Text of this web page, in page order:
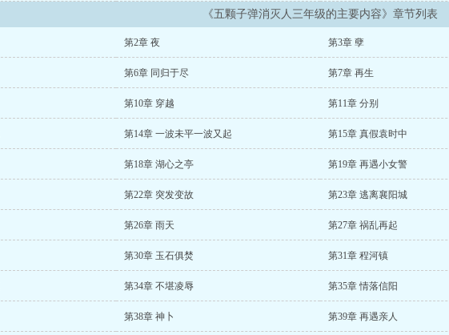
《五颗子弹消灭人三年级的主要内容》章节列表
第2章 夜 第3章 孽
第6章 同归于尽 第7章 再生
第10章 穿越 第11章 分别
第14章 一波未平一波又起 第15章 真假袁时中
第18章 湖心之亭 第19章 再遇小女警
第22章 突发变故 第23章 逃离襄阳城
第26章 雨天 第27章 祸乱再起
第30章 玉石俱焚 第31章 程河镇
第34章 不堪凌辱 第35章 情落信阳
第38章 神卜 第39章 再遇亲人